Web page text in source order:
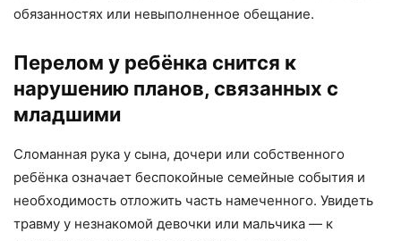
обязанностях или невыполненное обещание.
Перелом у ребёнка снится к
нарушению планов, связанных с
младшими
Сломанная рука у сына, дочери или собственного
ребёнка означает беспокойные семейные события и
необходимость отложить часть намеченного. Увидеть
травму у незнакомой девочки или мальчика — к